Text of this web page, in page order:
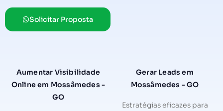
Solicitar Proposta
Aumentar Visibilidade
Online em Mossâmedes -
GO
Gerar Leads em
Mossâmedes - GO
Estratégias eficazes para